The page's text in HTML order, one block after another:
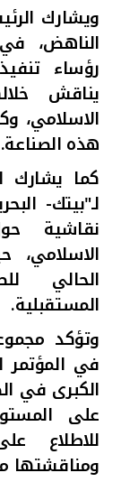
ويشارك
الناهض،
رؤساء
يناقش
الاسلامي،
هذه الصناعة.
كما يشارك
لـ"بيتك-
نقاشية
الحالي
المستقبلية.
وتؤكد
في المؤتمر
الكبرى في
على
للاطلاع
ومناقشتها